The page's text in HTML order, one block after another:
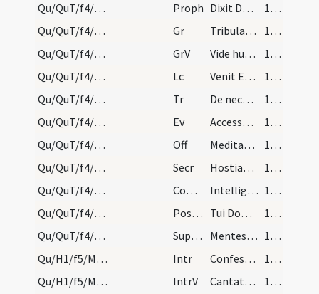
Qu/QuT/f4/M2/Mass Propers
Proph Dixit Dominus ... Ascende ad me in montem
121 (25r)
Qu/QuT/f4/M2/Mass Propers
Gr Tribulationes cordis mei
122 (25v)
Qu/QuT/f4/M2/Mass Propers
GrV Vide humilitatem meam
122 (25v)
Qu/QuT/f4/M2/Mass Propers
Lc Venit Elias in Bersabee Iuda
122 (25v)
Qu/QuT/f4/M2/Mass Propers
Tr De necessitatibus meis
122 (25v)
Qu/QuT/f4/M2/Mass Propers
Ev Accesserunt ad Iesum ... Magister volumus a te signum videre
122 (25v)
Qu/QuT/f4/M2/Mass Propers
Off Meditabar in mandatis tuis
123 (26r)
Qu/QuT/f4/M2/Mass Propers
Secr Hostias tibi Domine placationis offerimus
123 (26r)
Qu/QuT/f4/M2/Mass Propers
Comm Intellige clamorem meum
123 (26r)
Qu/QuT/f4/M2/Mass Propers
Postcomm Tui Domine perceptione sacramenti
123 (26r)
Qu/QuT/f4/M2/Mass Propers
Superpop Mentes nostras quaesumus Domine lumine tuae claritatis illustra ... agere valeamus.
123 (26r)
Qu/H1/f5/M2/Mass Propers
Intr Confessio et pulchritudo
123 (26r)
Qu/H1/f5/M2/Mass Propers
IntrV Cantate Domino
123 (26r)